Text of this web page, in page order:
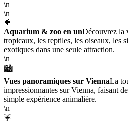
\n
\n
🐠
Aquarium & zoo en unDécouvrez la
tropicaux, les reptiles, les oiseaux, les
exotiques dans une seule attraction.
\n
🏙️
Vues panoramiques sur ViennaLa
impressionnantes sur Vienna, faisant
simple expérience animalière.
\n
☔